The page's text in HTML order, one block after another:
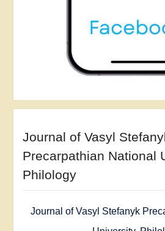
Journal of Vasyl
Precarpathian National
Philology
Journal of Vasyl Stefanyk